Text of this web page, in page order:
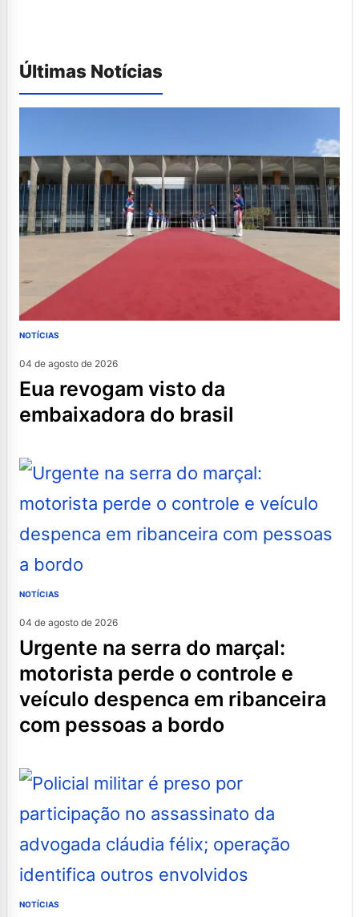
Últimas Notícias
NOTÍCIAS
04 de agosto de 2026
eua revogam visto da
embaixadora do brasil
NOTÍCIAS
04 de agosto de 2026
urgente na serra do marçal:
motorista perde o controle e
veículo despenca em ribanceira
com pessoas a bordo
NOTÍCIAS